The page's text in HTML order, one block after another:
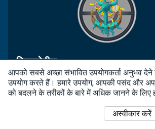
डिस्ट्रोवील
डिस्ट्रोवील अब फ़ास्ट अटैक मेटल साउंड
जाएगा।
आपको सबसे अच्छा संभावित उपयोगकर्ता अनुभव
उपयोग करते हैं। हमारे उपयोग, आपकी पसंद और
को बदलने के तरीकों के बारे में अधिक जानने के लिए
अस्वीकार करें